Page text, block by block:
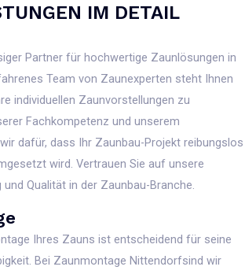
IM DETAIL
Partner für hochwertige Zaunlösungen in
Team von Zaunexperten steht Ihnen
individuellen Zaunvorstellungen zu
Fachkompetenz und unserem
dafür, dass Ihr Zaunbau-Projekt reibungslos
wird. Vertrauen Sie auf unsere
Qualität in der Zaunbau-Branche.
Ihres Zauns ist entscheidend für seine
Bei Zaunmontage Nittendorfsind wir